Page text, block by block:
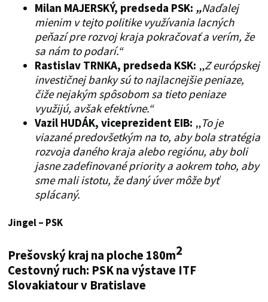
Milan MAJERSKÝ, predseda PSK: „Naďalej
mienim v tejto politike využívania lacných
peňazí pre rozvoj kraja pokračovať a verím, že
sa nám to podarí.“
Rastislav TRNKA, predseda KSK: „Z európskej
investičnej banky sú to najlacnejšie peniaze,
čiže nejakým spôsobom sa tieto peniaze
využijú, avšak efektívne.“
Vazil HUDÁK, viceprezident EIB: „To je
viazané predovšetkým na to, aby bola stratégia
rozvoja daného kraja alebo regiónu, aby boli
jasne zadefinované priority a aokrem toho, aby
sme mali istotu, že daný úver môže byť
splácaný.
Jingel – PSK
Prešovský kraj na ploche 180m2
Cestovný ruch: PSK na výstave ITF
Slovakiatour v Bratislave